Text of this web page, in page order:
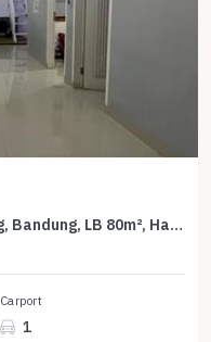
Kesempatan Rumah di Padalarang, Bandung, LB 80m², Harga 850 Juta
Carport
1